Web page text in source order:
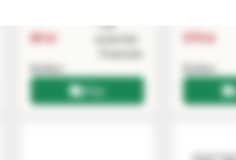
80 kr
1 på
postorder
Butiken
Köp
579 kr
Butiken